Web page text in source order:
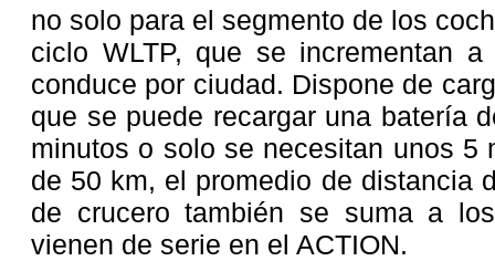
no solo para el segmento de los
ciclo WLTP, que se incrementan
conduce por ciudad. Dispone de
que se puede recargar una batería
minutos o solo se necesitan unos 5
de 50 km, el promedio de distancia
de crucero también se suma a
vienen de serie en el ACTION.